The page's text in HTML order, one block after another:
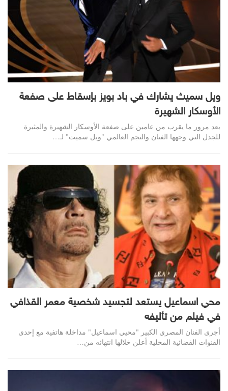
ويل سميث يشارك في باد بويز بإسقاط على صفعة
الأوسكار الشهيرة
بعد مرور ما يقرب من عامين على صفعة الأوسكار الشهيرة والمثيرة
للجدل التي وجهها الفنان والنجم العالمي "ويل سميث" لـ…
محي اسماعيل يستعد لتجسيد شخصية معمر القذافي
في فيلم من تأليفه
أجرى الفنان المصري الكبير "محيي اسماعيل" مداخلة هاتفية مع إحدى
القنوات الفضائية المحلية أعلن خلالها انتهائه من…